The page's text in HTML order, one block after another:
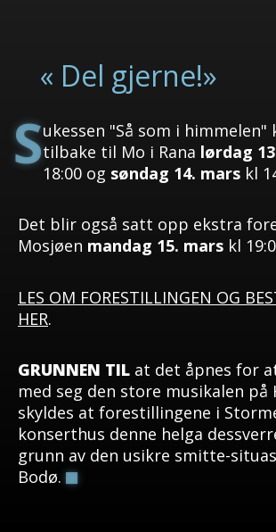
« Del gjerne!»
Sukessen "Så som i himmelen"
tilbake til Mo i Rana lørdag
18:00 og søndag 14. mars kl
Det blir også satt opp ekstra
Mosjøen mandag 15. mars kl
LES OM FORESTILLINGEN OG
HER.
GRUNNEN TIL at det åpnes for
med seg den store musikalen på
skyldes at forestillingene i
konserthus denne helga
grunn av den usikre smitte-
Bodø.